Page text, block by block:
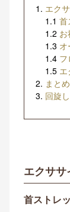
エク
1.1 首
1.2
1.3 オ
1.4 フ
1.5
まとめ
回旋
エクサ
首ストレ